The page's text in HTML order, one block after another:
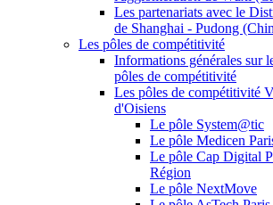
Les partenariats avec le
de Shanghai - Pudong
Les pôles de compétitivité
Informations générales sur
pôles de compétitivité
Les pôles de compétitivité
d'Oisiens
Le pôle System@tic
Le pôle Medicen
Le pôle Cap Digital
Région
Le pôle NextMove